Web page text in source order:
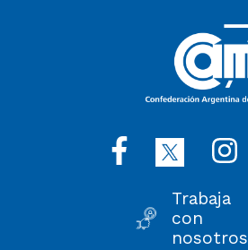
Trabaja
con
nosotros